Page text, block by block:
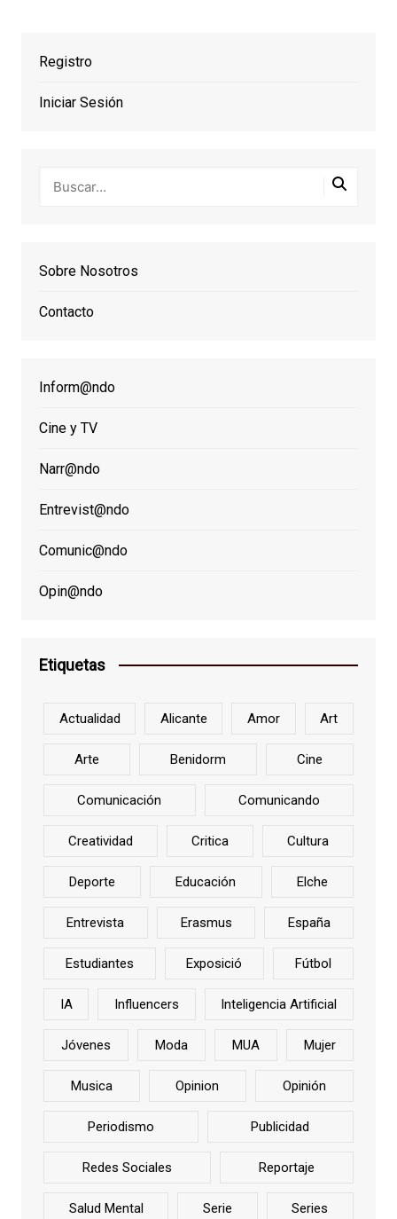
Registro
Iniciar Sesión
Sobre Nosotros
Contacto
Inform@ndo
Cine y TV
Narr@ndo
Entrevist@ndo
Comunic@ndo
Opin@ndo
Etiquetas
Actualidad Alicante Amor Art
Arte Benidorm Cine
Comunicación Comunicando
Creatividad Critica Cultura
Deporte Educación Elche
Entrevista Erasmus España
Estudiantes Exposició Fútbol
IA Influencers Inteligencia Artificial
Jóvenes Moda MUA Mujer
Musica Opinion Opinión
Periodismo Publicidad
Redes Sociales Reportaje
Salud Mental Serie Series